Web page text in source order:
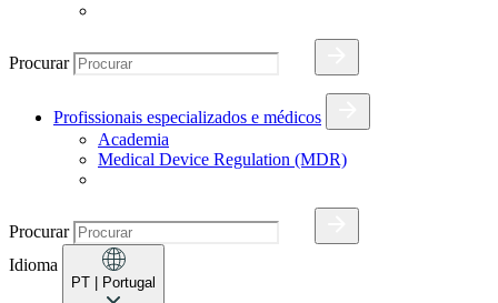
Procurar
Profissionais especializados e médicos
Academia
Medical Device Regulation (MDR)
Procurar
Idioma
PT | Portugal